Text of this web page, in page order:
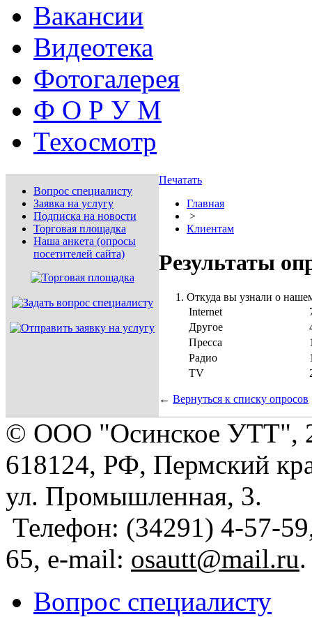
Вакансии
Видеотека
Фотогалерея
Ф О Р У М
Техосмотр
Вопрос специалисту
Заявка на услугу
Подписка на новости
Торговая площадка
Наша анкета (опросы
посетителей сайта)
Печатать
Главная
>
Клиентам
Результаты
Откуда вы узнали о
Internet
Другое
Пресса
Радио
TV
← Вернуться к списку опросов
© ООО "Осинское УТТ",
618124, РФ, Пермский
ул. Промышленная, 3.
Телефон: (34291) 4-57-
65, e-mail: osautt@mail.ru.
Вопрос специалисту